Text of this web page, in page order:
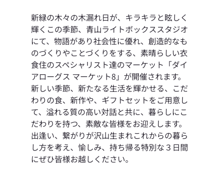
新緑の木々の木漏れ日が、キラキラと眩しく
輝くこの季節、青山ライトボックススタジオ
にて、物語があり社会性に優れ、創造的なも
のづくりやことづくりをする、素晴らしい衣
食住のスペシャリスト達のマーケット「ダイ
アローグス マーケット8」が開催されます。
新しい季節、新たなる生活を輝かせる、こだ
わりの食、新作や、ギフトセットをご用意し
て、溢れる質の高い対話と共に、暮らしにこ
だわりを持つ、素敵な皆様をお迎えします。
出逢い、繋がりが沢山生まれこれからの暮ら
し方を考え、愉しみ、持ち帰る特別な３日間
にぜひ皆様お越しください。